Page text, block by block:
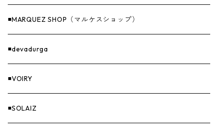
燃料
GOODS
◾️MARQUEZ SHOP（マルケスショップ）
◾️devadurga
◾️VOIRY
◾️SOLAIZ